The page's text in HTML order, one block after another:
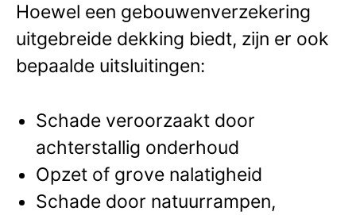
Hoewel een gebouwenverzekering
uitgebreide dekking biedt, zijn er ook
bepaalde uitsluitingen:
Schade veroorzaakt door
achterstallig onderhoud
Opzet of grove nalatigheid
Schade door natuurrampen,